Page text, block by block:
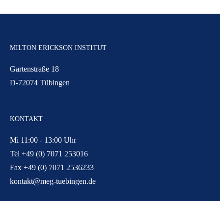
MILTON ERICKSON INSTITUT
Gartenstraße 18
D-72074 Tübingen
KONTAKT
Mi 11:00 - 13:00 Uhr
Tel +49 (0) 7071 253016
Fax +49 (0) 7071 2536233
kontakt@meg-tuebingen.de